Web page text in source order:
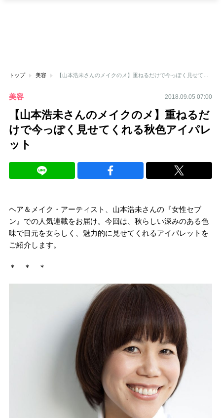
トップ 美容
美容 2018.09.05 07:00
【山本浩未さんのメイクのメ】重ねるだ
けで今っぽく見せてくれる秋色アイパレ
ット
ヘア＆メイク・アーティスト、山本浩未さんの『女性セブ
ン』での人気連載をお届け。今回は、秋らしい深みのある色
味で目元を女らしく、魅力的に見せてくれるアイパレットを
ご紹介します。
＊ ＊ ＊